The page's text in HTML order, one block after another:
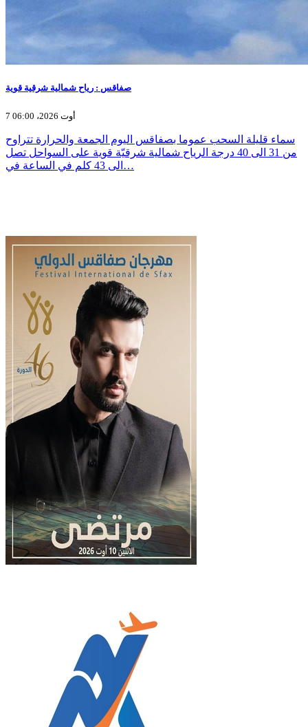
صفاقس : رياح شمالية شرقية قوية
7 أوت 2026، 06:00
سماء قليلة السحب عموما بصفاقس اليوم الجمعة والحرارة تتراوح
من 31 الى 40 درجة الرياح شمالية شرقيّة قوية على السواحل تصل
الى 43 كلم في الساعة في…